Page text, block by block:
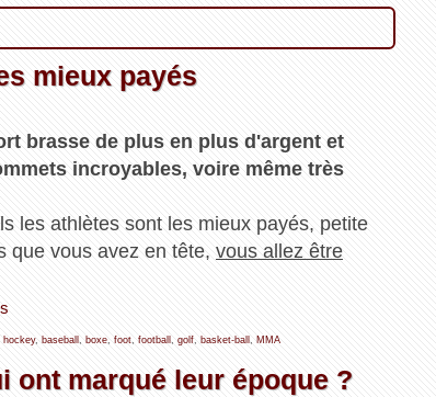
mieux payés
brasse de plus en plus d'argent et
incroyables, voire même très
les athlètes sont les mieux payés, petite
que vous avez en tête, vous allez être
hockey, baseball , boxe, foot, football , golf, basket-ball , MMA
ont marqué leur époque ?